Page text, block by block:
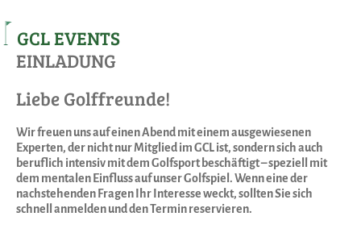
GCL EVENTS
EINLADUNG
Liebe Golffreunde!
Wir freuen uns auf einen Abend mit einem ausgewiesenen
Experten, der nicht nur Mitglied im GCL ist, sondern sich auch
beruflich intensiv mit dem Golfsport beschäftigt – speziell mit
dem mentalen Einfluss auf unser Golfspiel. Wenn eine der
nachstehenden Fragen Ihr Interesse weckt, sollten Sie sich
schnell anmelden und den Termin reservieren.